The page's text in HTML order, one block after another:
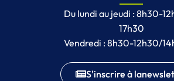
Du lundi au jeudi : 8h30-
17h30
Vendredi : 8h30-12h30/
S'inscrire à la